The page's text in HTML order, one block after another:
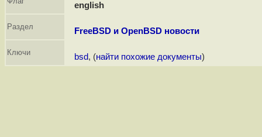
english
Раздел FreeBSD и OpenBSD новости
Ключи bsd, (найти похожие документы)